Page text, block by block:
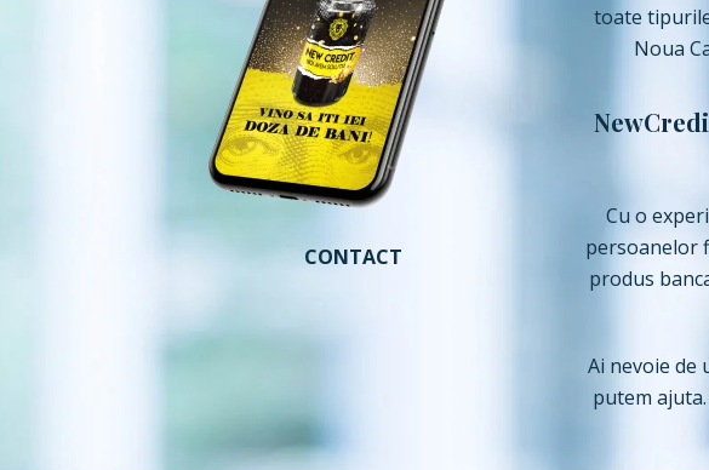
CONTACT
toate
Noua
Cu o
persoanelor
produs
Ai nevoie de
putem